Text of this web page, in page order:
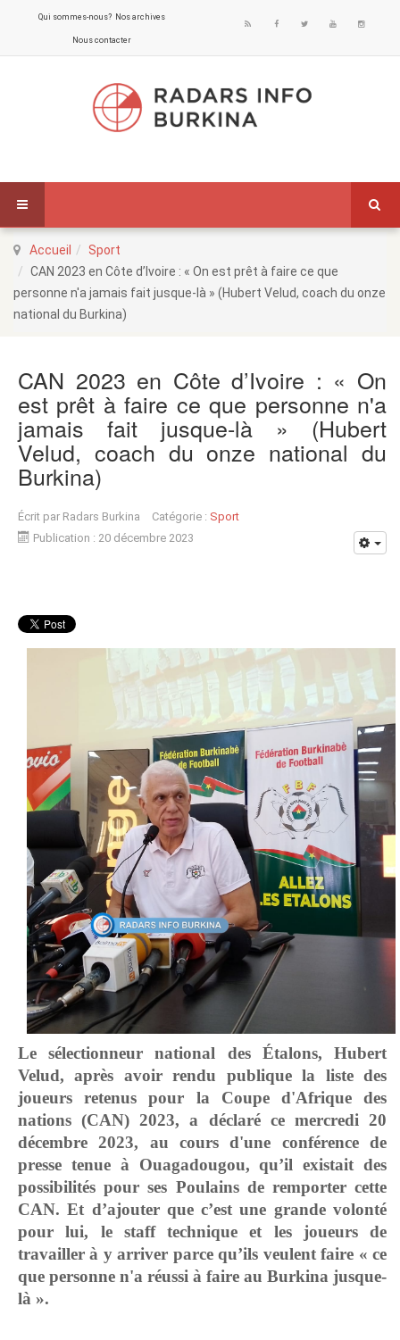
Qui sommes-nous? Nos archives
Nous contacter
Accueil
Sport
CAN 2023 en Côte d’Ivoire : « On est prêt à faire ce que
personne n'a jamais fait jusque-là » (Hubert Velud, coach du onze
national du Burkina)
CAN 2023 en Côte d’Ivoire : « On
est prêt à faire ce que personne n'a
jamais fait jusque-là » (Hubert
Velud, coach du onze national du
Burkina)
Écrit par Radars Burkina Catégorie : Sport
Publication : 20 décembre 2023
Le sélectionneur national des Étalons, Hubert
Velud, après avoir rendu publique la liste des
joueurs retenus pour la Coupe d'Afrique des
nations (CAN) 2023, a déclaré ce mercredi 20
décembre 2023, au cours d'une conférence de
presse tenue à Ouagadougou, qu’il existait des
possibilités pour ses Poulains de remporter cette
CAN. Et d’ajouter que c’est une grande volonté
pour lui, le staff technique et les joueurs de
travailler à y arriver parce qu’ils veulent faire « ce
que personne n'a réussi à faire au Burkina jusque-
là ».